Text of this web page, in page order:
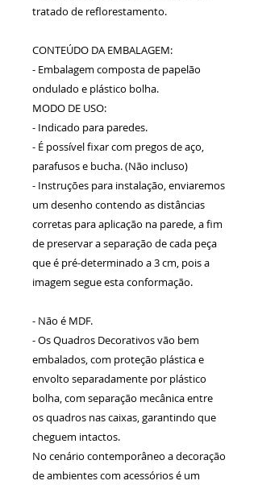
tratado de reflorestamento.
CONTEÚDO DA EMBALAGEM:
- Embalagem composta de papelão
ondulado e plástico bolha.
MODO DE USO:
- Indicado para paredes.
- É possível fixar com pregos de aço,
parafusos e bucha. (Não incluso)
- Instruções para instalação, enviaremos
um desenho contendo as distâncias
corretas para aplicação na parede, a fim
de preservar a separação de cada peça
que é pré-determinado a 3 cm, pois a
imagem segue esta conformação.
- Não é MDF.
- Os Quadros Decorativos vão bem
embalados, com proteção plástica e
envolto separadamente por plástico
bolha, com separação mecânica entre
os quadros nas caixas, garantindo que
cheguem intactos.
No cenário contemporâneo a decoração
de ambientes com acessórios é um